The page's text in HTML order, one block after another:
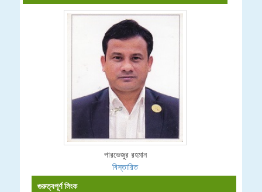
পারভেজুর রহমান
বিস্তারিত
গুরুত্বপূর্ণ লিংক